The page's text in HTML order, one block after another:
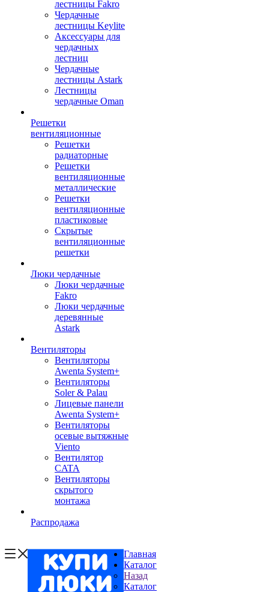
лестницы Fakro
Чердачные
лестницы Keylite
Аксессуары для
чердачных
лестниц
Чердачные
лестницы Astark
Лестницы
чердачные Oman
Решетки
вентиляционные
Решетки
радиаторные
Решетки
вентиляционные
металлические
Решетки
вентиляционные
пластиковые
Скрытые
вентиляционные
решетки
Люки чердачные
Люки чердачные
Fakro
Люки чердачные
деревянные
Astark
Вентиляторы
Вентиляторы
Awenta System+
Вентиляторы
Soler & Palau
Лицевые панели
Awenta System+
Вентиляторы
осевые вытяжные
Viento
Вентилятор
CATA
Вентиляторы
скрытого
монтажа
Распродажа
Главная
Каталог
Назад
Каталог